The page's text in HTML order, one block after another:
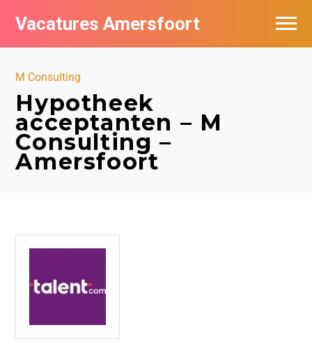
Vacatures Amersfoort
M Consulting
Hypotheek
acceptanten – M
Consulting –
Amersfoort
Vacatures per bedrijf
De populairste vacatures in Amersfoort
Nieuwsbrief feed